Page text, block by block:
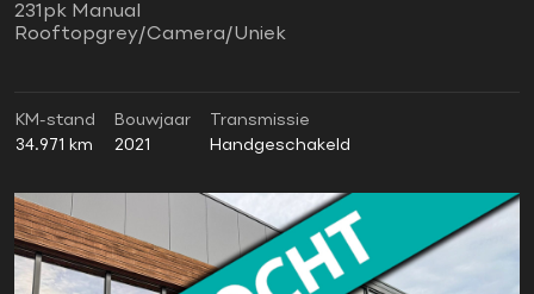
231pk Manual
Rooftopgrey/Camera/Uniek
KM-stand
34.971 km
Bouwjaar
2021
Transmissie
Handgeschakeld